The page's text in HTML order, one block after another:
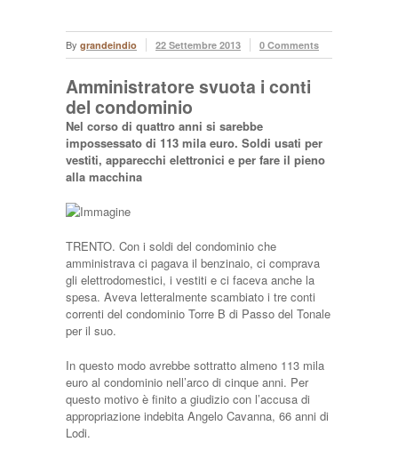
By grandeindio 22 Settembre 2013 0 Comments
Amministratore svuota i conti
del condominio
Nel corso di quattro anni si sarebbe
impossessato di 113 mila euro. Soldi usati per
vestiti, apparecchi elettronici e per fare il pieno
alla macchina
TRENTO. Con i soldi del condominio che
amministrava ci pagava il benzinaio, ci comprava
gli elettrodomestici, i vestiti e ci faceva anche la
spesa. Aveva letteralmente scambiato i tre conti
correnti del condominio Torre B di Passo del Tonale
per il suo.
In questo modo avrebbe sottratto almeno 113 mila
euro al condominio nell’arco di cinque anni. Per
questo motivo è finito a giudizio con l’accusa di
appropriazione indebita Angelo Cavanna, 66 anni di
Lodi.